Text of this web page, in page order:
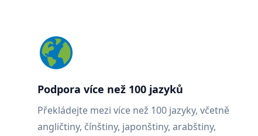
Podpora více než 100 jazyků
Překládejte mezi více než 100 jazyky, včetně
angličtiny, čínštiny, japonštiny, arabštiny,